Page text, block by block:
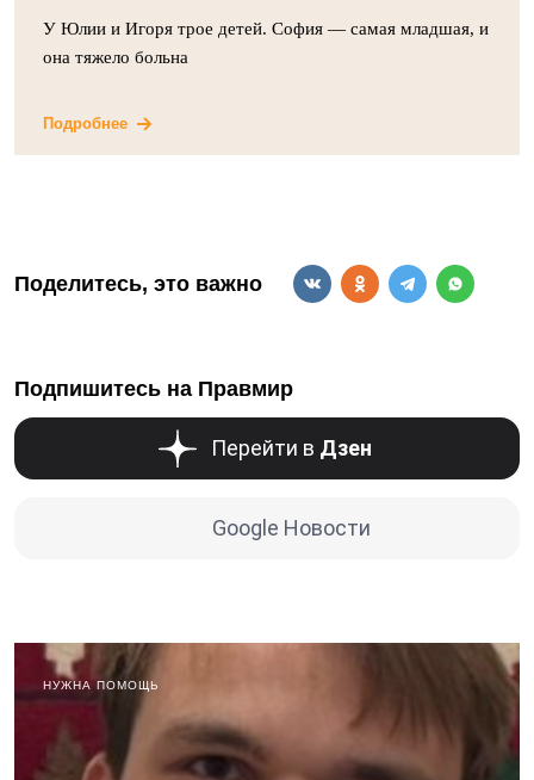
У Юлии и Игоря трое детей. София — самая младшая, и
она тяжело больна
Подробнее
Поделитесь, это важно
Подпишитесь на Правмир
Перейти в Дзен
Google Новости
НУЖНА ПОМОЩЬ